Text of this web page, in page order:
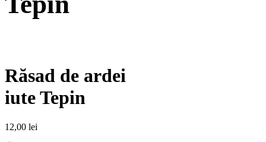
Răsad de ardei
iute Tepin
12,00 lei